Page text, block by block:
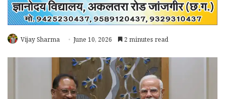
Vijay Sharma June 10, 2026 2 minutes read